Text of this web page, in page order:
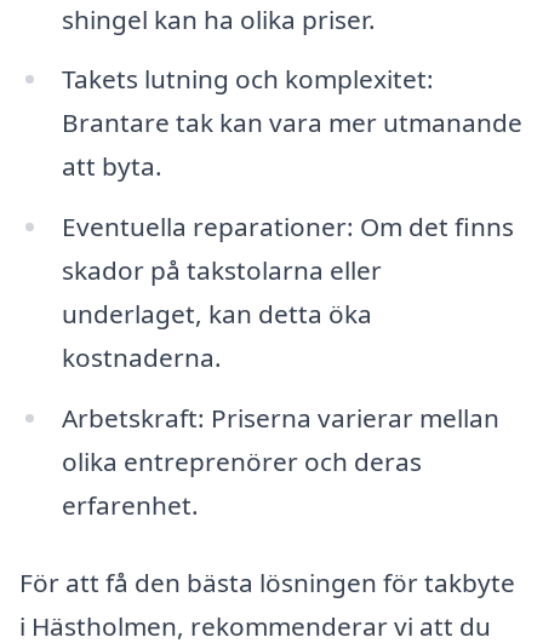
shingel kan ha olika priser.
Takets lutning och komplexitet:
Brantare tak kan vara mer utmanande
att byta.
Eventuella reparationer: Om det finns
skador på takstolarna eller
underlaget, kan detta öka
kostnaderna.
Arbetskraft: Priserna varierar mellan
olika entreprenörer och deras
erfarenhet.
För att få den bästa lösningen för takbyte
i Hästholmen, rekommenderar vi att du